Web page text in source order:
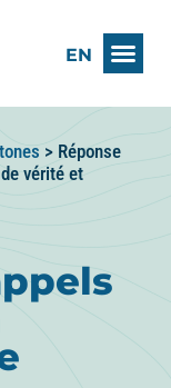
EN
> Réponse
vérité et